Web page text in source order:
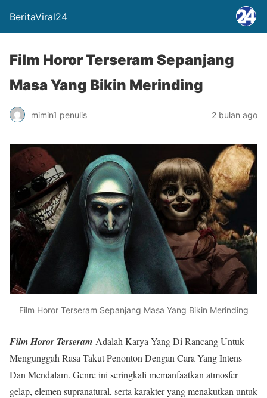
BeritaViral24
Film Horor Terseram Sepanjang
Masa Yang Bikin Merinding
mimin1 penulis 2 bulan ago
Film Horor Terseram Sepanjang Masa Yang Bikin Merinding
Film Horor Terseram Adalah Karya Yang Di Rancang Untuk
Mengunggah Rasa Takut Penonton Dengan Cara Yang Intens
Dan Mendalam. Genre ini seringkali memanfaatkan atmosfer
gelap, elemen supranatural, serta karakter yang menakutkan untuk